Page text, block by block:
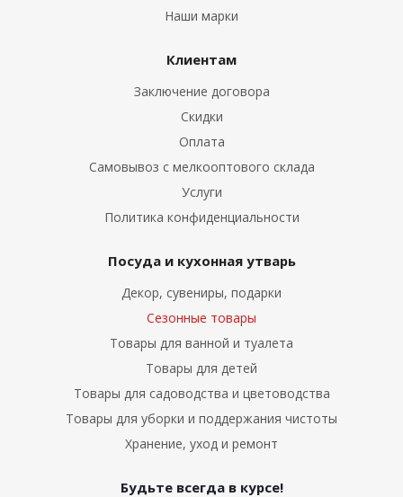
Наши марки
Клиентам
Заключение договора
Скидки
Оплата
Самовывоз с мелкооптового склада
Услуги
Политика конфиденциальности
Посуда и кухонная утварь
Декор, сувениры, подарки
Сезонные товары
Товары для ванной и туалета
Товары для детей
Товары для садоводства и цветоводства
Товары для уборки и поддержания чистоты
Хранение, уход и ремонт
Будьте всегда в курсе!